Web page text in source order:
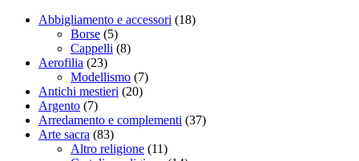
Abbigliamento e accessori (18)
Borse (5)
Cappelli (8)
Aerofilia (23)
Modellismo (7)
Antichi mestieri (20)
Argento (7)
Arredamento e complementi (37)
Arte sacra (83)
Altro religione (11)